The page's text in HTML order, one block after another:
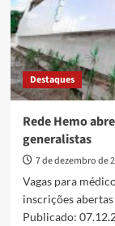
Destaques
Rede Hemo
generalistas
7 de dezembro de
Vagas para
inscrições
Publicado: